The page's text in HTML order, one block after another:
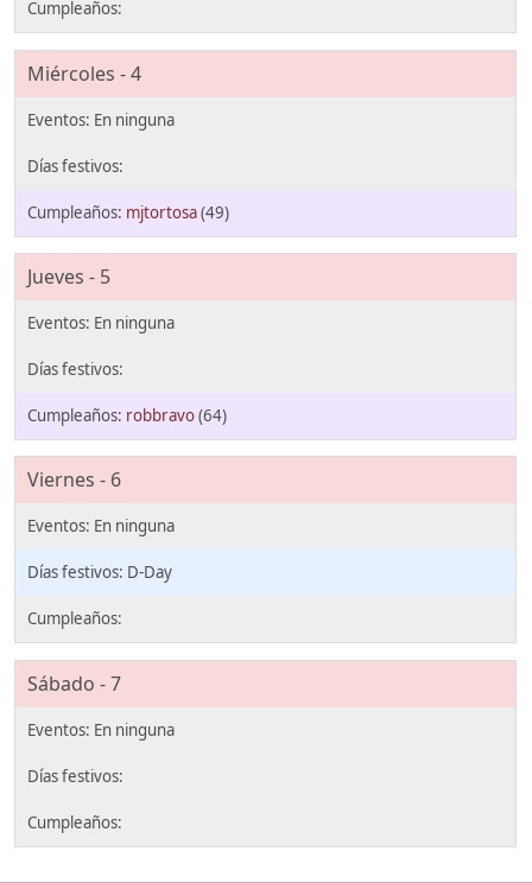
Miércoles - 4
mjtortosa(49)
Jueves - 5
robbravo(64)
Viernes - 6
D-Day
Sábado - 7